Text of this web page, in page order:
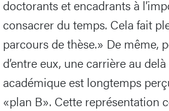
doctorants et encadrants à
consacrer du temps. Cela fait
parcours de thèse.» De même,
d’entre eux, une carrière au
académique est longtemps
«plan B». Cette représentation